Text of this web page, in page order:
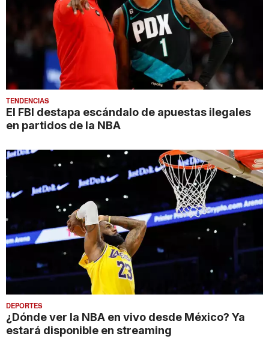
TENDENCIAS
El FBI destapa escándalo de apuestas ilegales
en partidos de la NBA
DEPORTES
¿Dónde ver la NBA en vivo desde México? Ya
estará disponible en streaming